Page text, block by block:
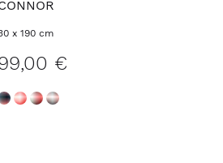
x 190 cm
€